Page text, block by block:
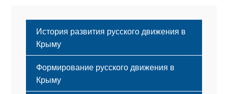
История развития русского движения в
Крыму
Формирование русского движения в
Крыму